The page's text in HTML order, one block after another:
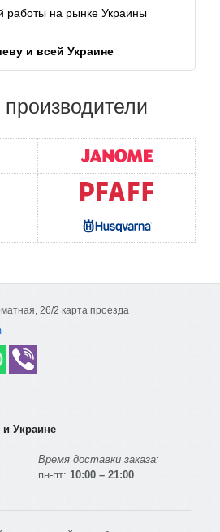
работы на рынке Украины
и всей Украине
производители
26/2 карта проезда
и Украине
Время доставки заказа:
пн-пт: 10:00 – 21:00